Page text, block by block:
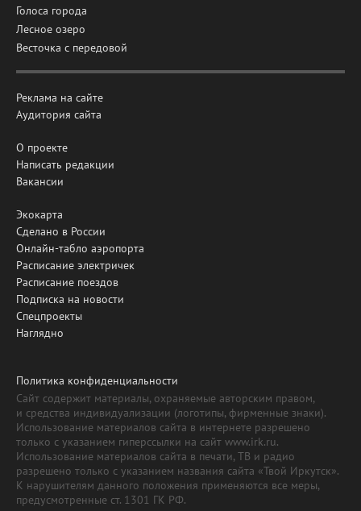
Голоса города
Лесное озеро
Весточка с передовой
Реклама на сайте
Аудитория сайта
О проекте
Написать редакции
Вакансии
Экокарта
Сделано в России
Онлайн-табло аэропорта
Расписание электричек
Расписание поездов
Подписка на новости
Спецпроекты
Наглядно
Политика конфиденциальности
Сайт содержит материалы, охраняемые авторским правом,
и средства индивидуализации (логотипы, фирменные знаки).
Использование материалов сайта в интернете разрешено
только с указанием гиперссылки на сайт www.irk.ru.
Использование материалов сайта в печати, ТВ и радио
разрешено только с указанием названия сайта «Твой Иркутск».
К нарушителям данного положения применяются все меры,
предусмотренные ст. 1301 ГК РФ.